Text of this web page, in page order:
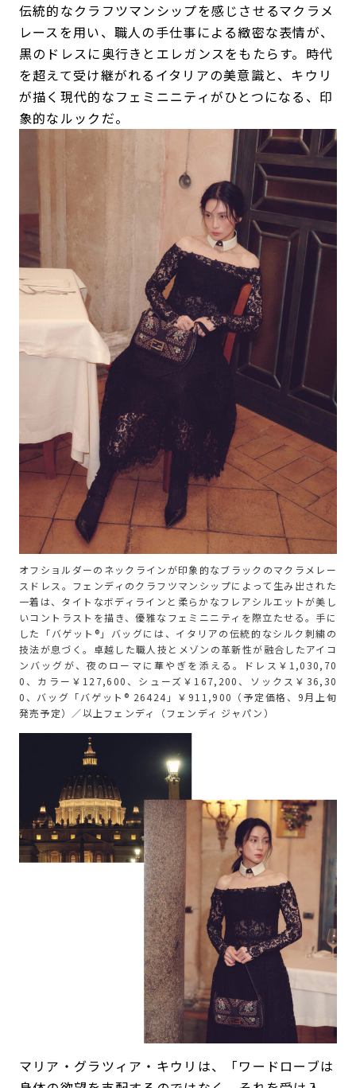
伝統的なクラフツマンシップを感じさせるマクラメ
レースを用い、職人の手仕事による緻密な表情が、
黒のドレスに奥行きとエレガンスをもたらす。時代
を超えて受け継がれるイタリアの美意識と、キウリ
が描く現代的なフェミニニティがひとつになる、印
象的なルックだ。
オフショルダーのネックラインが印象的なブラックのマクラメレー
スドレス。フェンディのクラフツマンシップによって生み出された
一着は、タイトなボディラインと柔らかなフレアシルエットが美し
いコントラストを描き、優雅なフェミニニティを際立たせる。手に
した「バゲット®」バッグには、イタリアの伝統的なシルク刺繍の
技法が息づく。卓越した職人技とメゾンの革新性が融合したアイコ
ンバッグが、夜のローマに華やぎを添える。ドレス￥1,030,70
0、カラー￥127,600、シューズ￥167,200、ソックス￥36,30
0、バッグ「バゲット® 26424」￥911,900（予定価格、9月上旬
発売予定）／以上フェンディ（フェンディ ジャパン）
マリア・グラツィア・キウリは、「ワードローブは